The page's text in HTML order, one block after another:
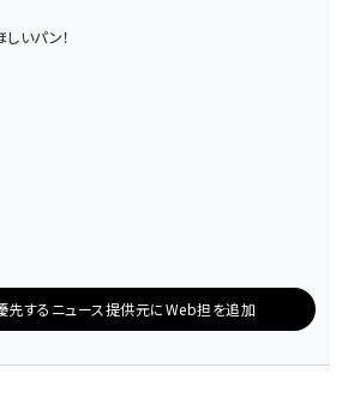
いパン！
先するニュース提供元にWeb担を追加